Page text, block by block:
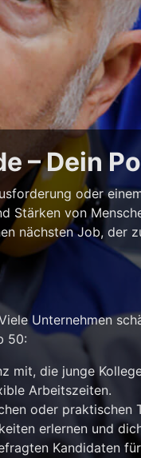
– Dein
oder
Stärken von
nächsten Job, der
Unternehmen
50:
mit, die junge
Arbeitszeiten.
oder praktischen
erlernen und
Kandidaten